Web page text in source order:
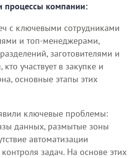
процессы компании:
с ключевыми сотрудниками
и топ-менеджерами,
заготовителями и
участвует в закупке и
основные этапы этих
ключевые проблемы:
данных, размытые зоны
автоматизации
задач. На основе этих